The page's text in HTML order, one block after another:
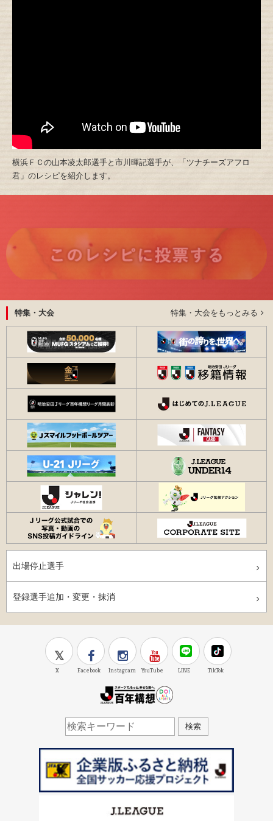
横浜ＦＣの山本凌太郎選手と市川暉記選手が、「ツナチーズアフロ
君」のレシピを紹介します。
特集・大会 特集・大会をもっとみる
出場停止選手
登録選手追加・変更・抹消
X Facebook Instagram YouTube LINE TikTok
検索